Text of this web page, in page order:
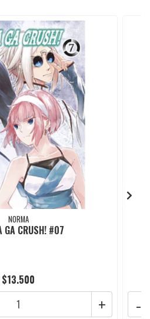
NORMA
GA CRUSH! #07
$13.500
+ -